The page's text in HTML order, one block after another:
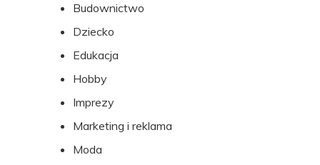
Budownictwo
Dziecko
Edukacja
Hobby
Imprezy
Marketing i reklama
Moda